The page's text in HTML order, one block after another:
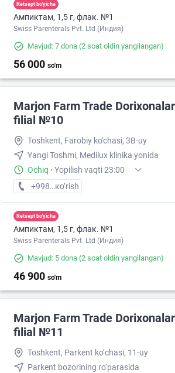
Retsept bo'yicha
Ампиктам, 1,5 г, флак. №1
Swiss Parenterals Pvt. Ltd (Индия)
Mavjud: 7 dona (2 soat oldin yangilangan)
56 000 so'm
Marjon Farm Trade
filial №10
Toshkent, Farobiy ko'chasi, 3B-uy
Yangi Toshmi, Medilux klinika yonida
Ochiq · Yopilish vaqti 23:00
+998 (70) XXX-XX-XX
кo’rish
Retsept bo'yicha
Ампиктам, 1,5 г, флак. №1
Swiss Parenterals Pvt. Ltd (Индия)
Mavjud: 5 dona (2 soat oldin yangilangan)
46 900 so'm
Marjon Farm Trade
filial №11
Toshkent, Parkent ko‘chasi, 11-uy
Parkent bozorining ro‘parasida